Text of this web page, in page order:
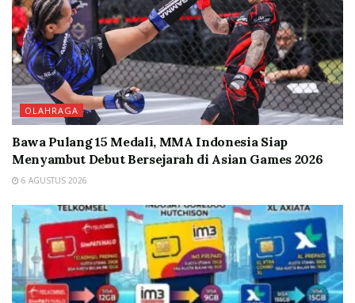
OLAHRAGA
Bawa Pulang 15 Medali, MMA Indonesia Siap
Menyambut Debut Bersejarah di Asian Games 2026
6 AGUSTUS 2026